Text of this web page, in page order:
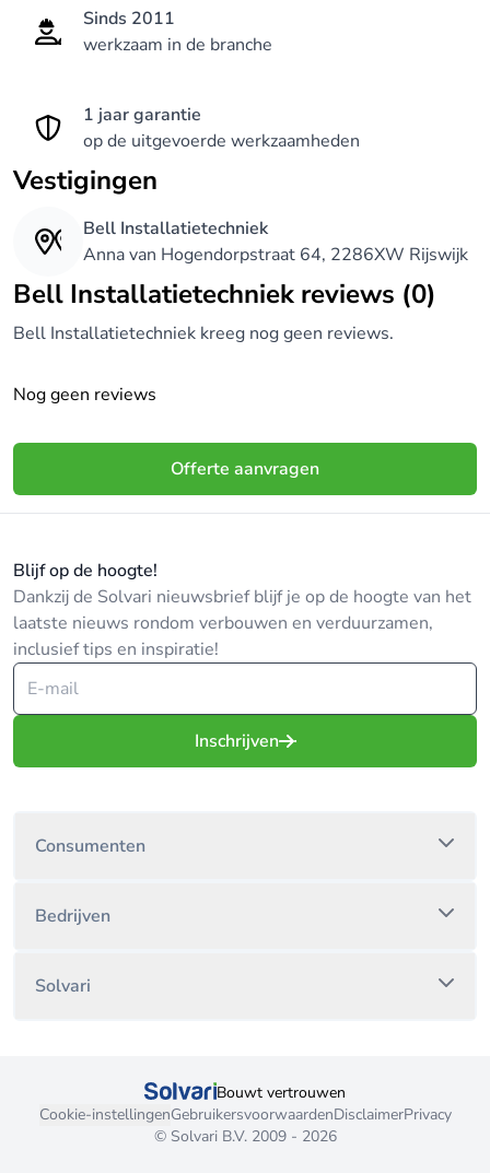
Sinds 2011
werkzaam in de branche
1 jaar garantie
op de uitgevoerde werkzaamheden
Vestigingen
Bell Installatietechniek
Anna van Hogendorpstraat 64, 2286XW Rijswijk
Bell Installatietechniek reviews (0)
Bell Installatietechniek kreeg nog geen reviews.
Nog geen reviews
Offerte aanvragen
Blijf op de hoogte!
Dankzij de Solvari nieuwsbrief blijf je op de hoogte van het
laatste nieuws rondom verbouwen en verduurzamen,
inclusief tips en inspiratie!
Inschrijven
Consumenten
Bedrijven
Solvari
Bouwt vertrouwen
Cookie-instellingenGebruikersvoorwaardenDisclaimerPrivacy
© Solvari B.V. 2009 - 2026